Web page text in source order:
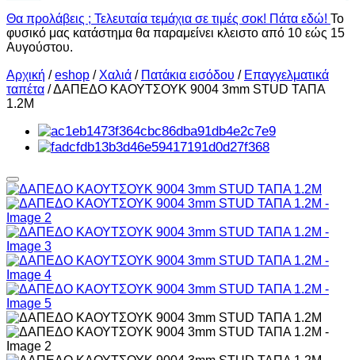
Θα προλάβεις ; Τελευταία τεμάχια σε τιμές σοκ! Πάτα εδώ! Το
φυσικό μας κατάστημα θα παραμείνει κλειστο από 10 εώς 15
Αυγούστου.
Αρχική /eshop / Χαλιά / Πατάκια εισόδου / Επαγγελματικά
ταπέτα /ΔΑΠΕΔΟ ΚΑΟΥΤΣΟΥΚ 9004 3mm STUD ΤΑΠΑ
1.2Μ